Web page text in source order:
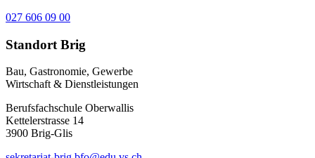
027 606 09 00
Standort Brig
Bau, Gastronomie, Gewerbe
Wirtschaft & Dienstleistungen
Berufsfachschule Oberwallis
Kettelerstrasse 14
3900 Brig-Glis